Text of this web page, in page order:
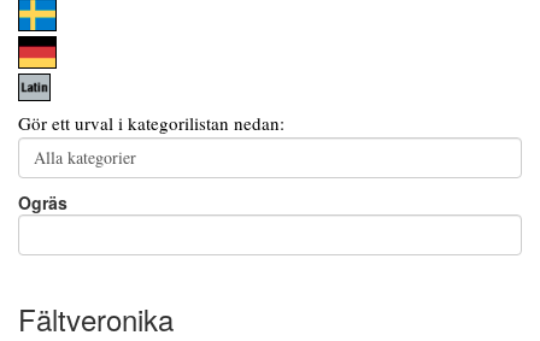
Gör ett urval i kategorilistan nedan:
Ogräs
Fältveronika